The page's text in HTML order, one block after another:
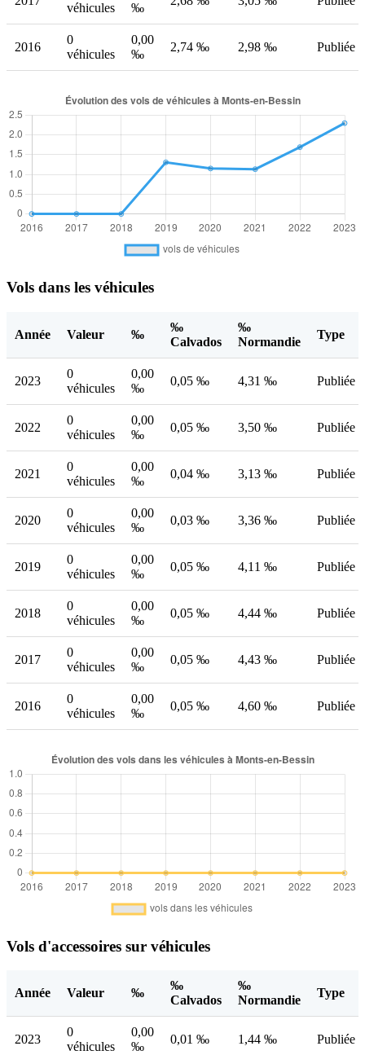
véhicules
‰
2016
0
véhicules
0,00
‰
2,74 ‰ 2,98 ‰ Publiée
Vols dans les véhicules
Année Valeur ‰
‰
Calvados
‰
Normandie
Type
2023
0
véhicules
0,00
‰
0,05 ‰ 4,31 ‰ Publiée
2022
0
véhicules
0,00
‰
0,05 ‰ 3,50 ‰ Publiée
2021
0
véhicules
0,00
‰
0,04 ‰ 3,13 ‰ Publiée
2020
0
véhicules
0,00
‰
0,03 ‰ 3,36 ‰ Publiée
2019
0
véhicules
0,00
‰
0,05 ‰ 4,11 ‰ Publiée
2018
0
véhicules
0,00
‰
0,05 ‰ 4,44 ‰ Publiée
2017
0
véhicules
0,00
‰
0,05 ‰ 4,43 ‰ Publiée
2016
0
véhicules
0,00
‰
0,05 ‰ 4,60 ‰ Publiée
Vols d'accessoires sur véhicules
Année Valeur ‰
‰
Calvados
‰
Normandie
Type
2023
0
véhicules
0,00
‰
0,01 ‰ 1,44 ‰ Publiée